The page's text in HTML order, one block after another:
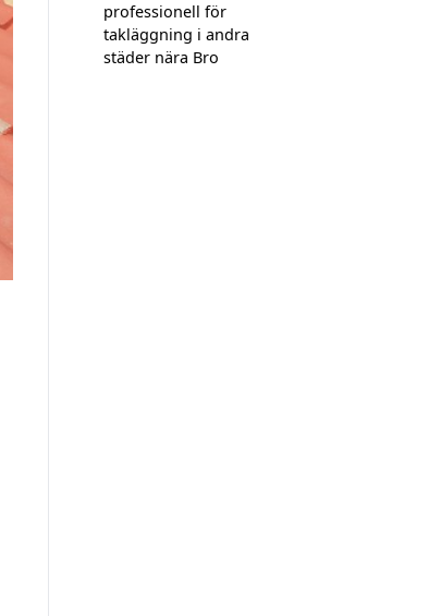
professionell för
takläggning i andra
städer nära Bro